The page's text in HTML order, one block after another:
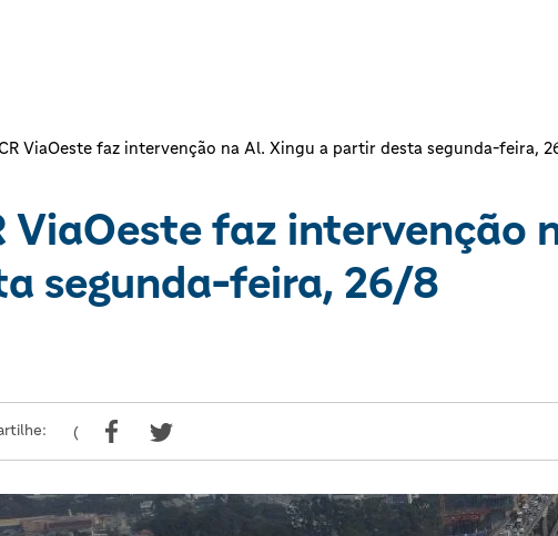
ViaOeste faz intervenção na Al. Xingu a partir desta segunda-feira,
ViaOeste faz intervenção
segunda-feira, 26/8
(